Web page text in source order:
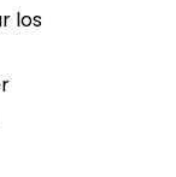
los